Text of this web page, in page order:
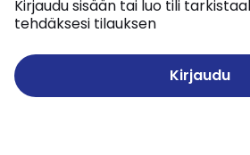
Kirjaudu sisään tai luo tili
tehdäksesi tilauksen
Kirjaudu